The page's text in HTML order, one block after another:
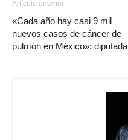
Artículo anterior
«Cada año hay casi 9 mil
nuevos casos de cáncer de
pulmón en México»: diputada